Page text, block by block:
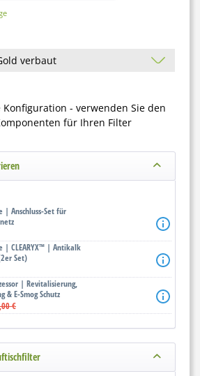
- verwenden Sie den
für Ihren Filter
| Anschluss-Set für
| CLEARYX™ | Antikalk
Set)
| Revitalisierung,
& E-Smog Schutz
€